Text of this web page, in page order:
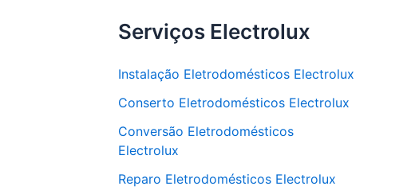
Serviços Electrolux
Instalação Eletrodomésticos Electrolux
Conserto Eletrodomésticos Electrolux
Conversão Eletrodomésticos
Electrolux
Reparo Eletrodomésticos Electrolux